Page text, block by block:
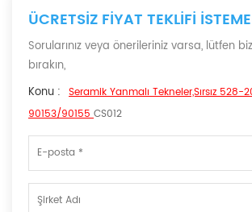
ÜCRETSIZ FIYAT TEKLIFI
Sorularınız veya önerileriniz varsa, lütfen
bırakın,
Konu : Seramik Yanmalı Tekneler,sırsız
90153/90155 CS012